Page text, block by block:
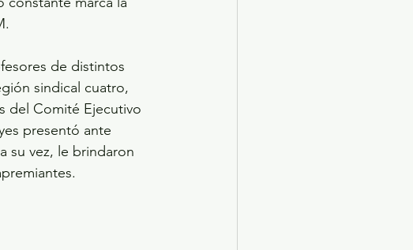
de distintos
sindical cuatro,
del Comité Ejecutivo
presentó ante
su vez, le brindaron